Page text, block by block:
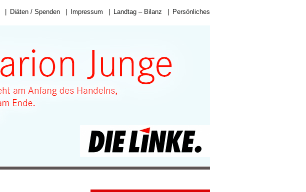
Diäten / Spenden Impressum Landtag – Bilanz Persönliches